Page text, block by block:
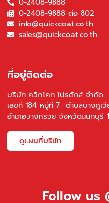
0-2408-9888
0-2408-9888 ต่อ 802
info@quickcoat.co.th
sales@quickcoat.co.th
ที่อยู่ติดต่อ
บริษัท ควิกโคท โปรดักส์ จำกัด
เลขที่ 184 หมู่ที่ 7 ตำบลบางคูเวี
อำเภอบางกรวย จังหวัดนนทบุรี
ดูแผนที่บริษัท
Follow us